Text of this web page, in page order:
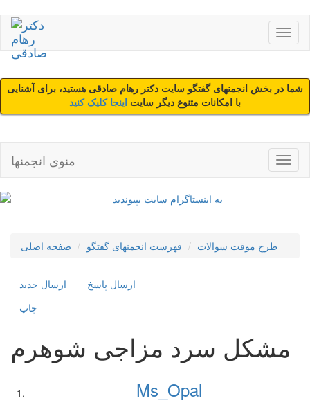
شما در بخش انجمنهای گفتگو سایت دکتر رهام صادقی هستید، برای آشنایی
با امکانات متنوع دیگر سایت اینجا کلیک کنید
منوی انجمنها
صفحه اصلی فهرست انجمنهای گفتگو طرح موقت سوالات
ارسال جديد
ارسال پاسخ
چاپ
مشکل سرد مزاجی شوهرم
Ms_Opal